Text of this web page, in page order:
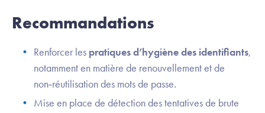
Recommandations
Renforcer les pratiques d’hygiène des identifiants,
notamment en matière de renouvellement et de
non‑réutilisation des mots de passe.
Mise en place de détection des tentatives de brute